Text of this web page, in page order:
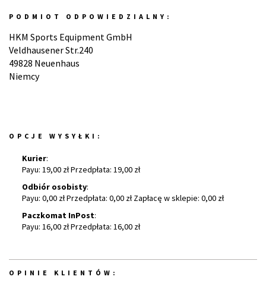
PODMIOT ODPOWIEDZIALNY:
HKM Sports Equipment GmbH
Veldhausener Str.240
49828 Neuenhaus
Niemcy
OPCJE WYSYŁKI:
Kurier:
Payu: 19,00 zł Przedpłata: 19,00 zł
Odbiór osobisty:
Payu: 0,00 zł Przedpłata: 0,00 zł Zapłacę w sklepie: 0,00 zł
Paczkomat InPost:
Payu: 16,00 zł Przedpłata: 16,00 zł
OPINIE KLIENTÓW: